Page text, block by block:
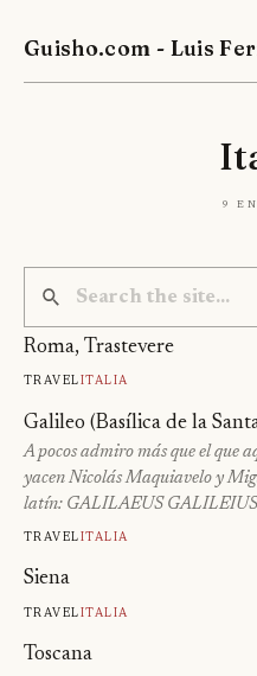
Guisho.com - Luis
9
Roma, Trastevere
TravelItalia
Galileo (Basílica de la
A pocos admiro más que el que
yacen Nicolás Maquiavelo y
latín: GALILAEUS
TravelItalia
Siena
TravelItalia
Toscana